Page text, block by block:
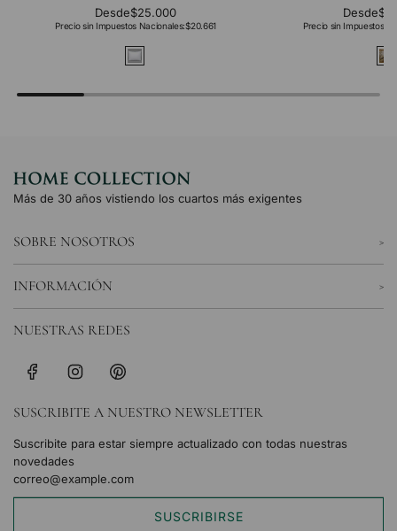
Desde$25.000
Precio sin Impuestos Nacionales:$20.661
Desde
Precio sin Impuestos
Más de 30 años vistiendo los cuartos más exigentes
SOBRE NOSOTROS
INFORMACIÓN
SUSCRIBITE A NUESTRO NEWSLETTER
Suscribite para estar siempre actualizado con todas nuestras
novedades
SUSCRIBIRSE
NUESTRAS REDES